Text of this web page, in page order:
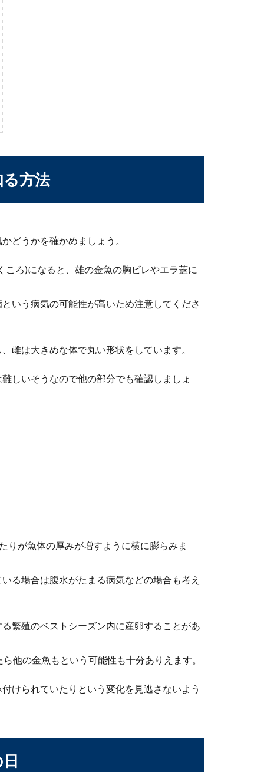
いものなら害なし？その正体を明かします
槽に小さい白い虫がついていることがありますよね。その気持ち
で飼う場合に注意するポイントとは
チャボ。ペットとして飼っている人も多く、ニワトリよりも小さ
の飼育方法】冬の温度管理について
ふと見ると幼虫が土から出ていることがあります。土から出て
、去勢手術をする前にどんなリスクがあるのかを知っておくこ
方法
どうかを確かめましょう。
ろ)になると、雄の金魚の胸ビレやエラ蓋に
いう病気の可能性が高いため注意してくださ
雌は大きめな体で丸い形状をしています。
しいそうなので他の部分でも確認しましょ
りが魚体の厚みが増すように横に膨らみま
る場合は腹水がたまる病気などの場合も考え
繁殖のベストシーズン内に産卵することがあ
他の金魚もという可能性も十分ありえます。
けられていたりという変化を見逃さないよう